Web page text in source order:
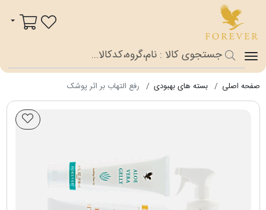
سبد خرید
صفحه اصلی بسته های بهبودی رفع التهاب بر اثر پوشک